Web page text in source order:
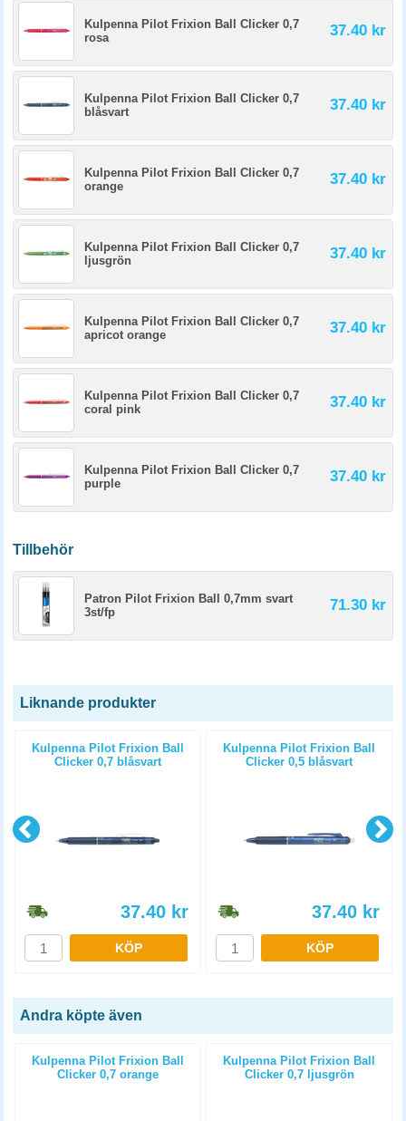
Kulpenna Pilot Frixion Ball Clicker 0,7
rosa
37.40 kr
Kulpenna Pilot Frixion Ball Clicker 0,7
blåsvart
37.40 kr
Kulpenna Pilot Frixion Ball Clicker 0,7
orange
37.40 kr
Kulpenna Pilot Frixion Ball Clicker 0,7
ljusgrön
37.40 kr
Kulpenna Pilot Frixion Ball Clicker 0,7
apricot orange
37.40 kr
Kulpenna Pilot Frixion Ball Clicker 0,7
coral pink
37.40 kr
Kulpenna Pilot Frixion Ball Clicker 0,7
purple
37.40 kr
Tillbehör
Patron Pilot Frixion Ball 0,7mm svart
3st/fp
71.30 kr
Liknande produkter
Kulpenna Pilot Frixion Ball
Clicker 0,7 blåsvart
37.40 kr
KÖP
Kulpenna Pilot Frixion Ball
Clicker 0,5 blåsvart
37.40 kr
KÖP
Andra köpte även
Kulpenna Pilot Frixion Ball
Clicker 0,7 orange
Kulpenna Pilot Frixion Ball
Clicker 0,7 ljusgrön